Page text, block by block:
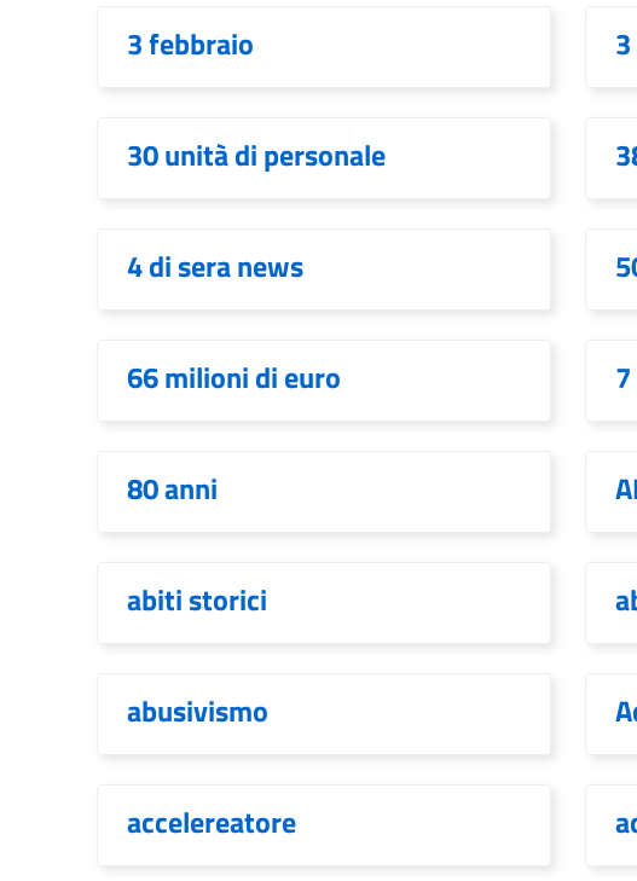
3 febbraio
30 unità di personale
4 di sera news
66 milioni di euro
80 anni
abiti storici
abusivismo
accelereatore